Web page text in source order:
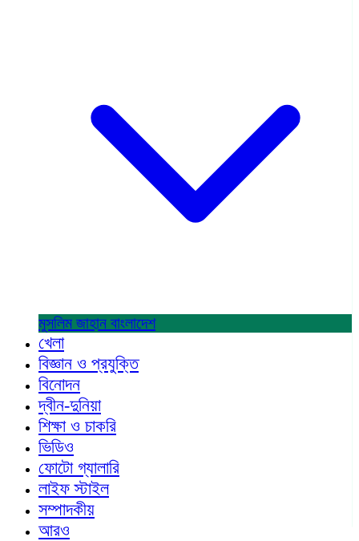
মুসলিম জাহান বাংলাদেশ
খেলা
বিজ্ঞান ও প্রযুক্তি
বিনোদন
দ্বীন-দুনিয়া
শিক্ষা ও চাকরি
ভিডিও
ফোটো গ্যালারি
লাইফ স্টাইল
সম্পাদকীয়
আরও